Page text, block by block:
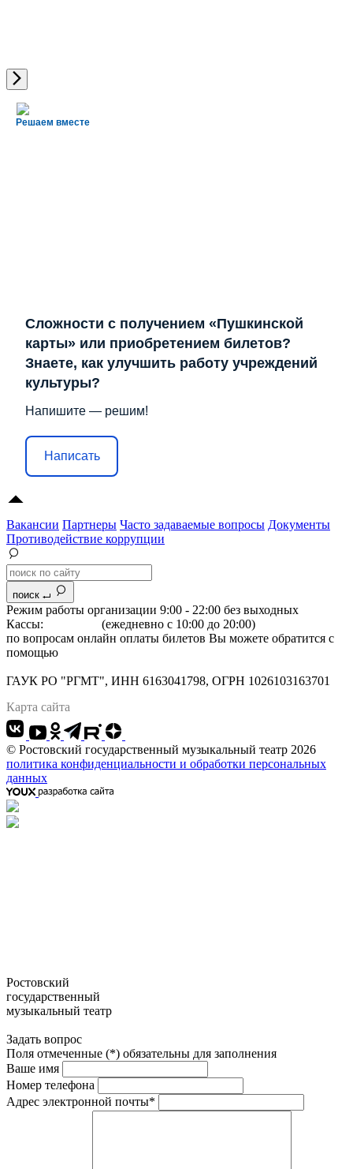
Решаем вместе
Сложности с получением «Пушкинской
карты» или приобретением билетов?
Знаете, как улучшить работу учреждений
культуры?
Напишите — решим!
Написать
Вакансии Партнеры Часто задаваемые вопросы Документы
Противодействие коррупции
поиск
Режим работы организации 9:00 - 22:00 без выходных
Кассы:
(ежедневно с 10:00 до 20:00)
по вопросам онлайн оплаты билетов Вы можете обратится с
помощью
ГАУК РО "РГМТ", ИНН 6163041798, ОГРН 1026103163701
Карта сайта
© Ростовский государственный музыкальный театр 2026
политика конфиденциальности и обработки персональных
данных
Ростовский
государственный
музыкальный театр
Задать вопрос
Поля отмеченные (*) обязательны для заполнения
Ваше имя
Номер телефона
Адрес электронной почты*